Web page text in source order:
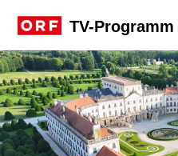
TV-Programm